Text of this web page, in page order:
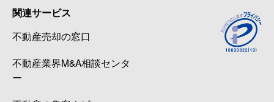
関連サービス
不動産売却の窓口
不動産業界M&A相談センタ
ー